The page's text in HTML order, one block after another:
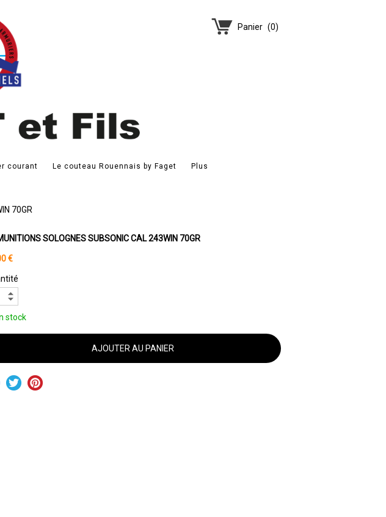
Panier (0)
courant Le couteau Rouennais by Faget Plus
70GR
SOLOGNES SUBSONIC CAL 243WIN 70GR
€
stock